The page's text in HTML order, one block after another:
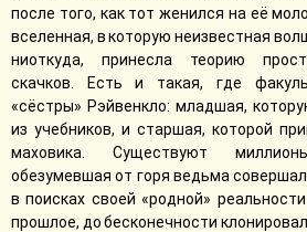
после того, как тот женился на её
вселенная, в которую неизвестная
ниоткуда, принесла теорию
скачков. Есть и такая, где
«сёстры» Рэйвенкло: младшая,
из учебников, и старшая, которой
маховика. Существуют
обезумевшая от горя ведьма
в поисках своей «родной»
прошлое, до бесконечности